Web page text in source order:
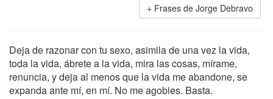
Frases de Jorge Debravo
Deja de razonar con tu sexo, asimila de una vez la vida,
toda la vida, ábrete a la vida, mira las cosas, mírame,
renuncia, y deja al menos que la vida me abandone, se
expanda ante mí, en mí. No me agobies. Basta.